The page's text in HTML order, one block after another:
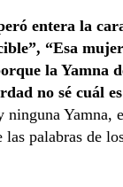
entera la
“Esa
la Yamna
no sé cuál
ninguna Yamna,
las palabras de